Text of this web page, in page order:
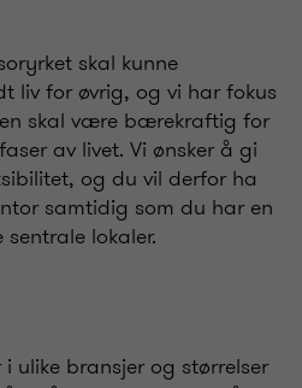
skal kunne
liv for øvrig, og vi har fokus
skal være bærekraftig for
av livet. Vi ønsker å gi
og du vil derfor ha
samtidig som du har en
lokaler.
ulike bransjer og størrelser